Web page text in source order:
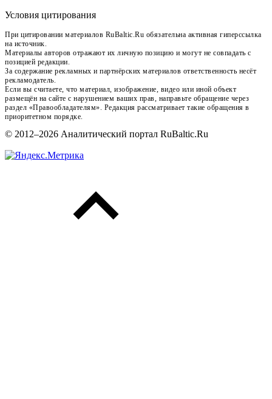
Условия цитирования
При цитировании материалов RuBaltic.Ru обязательна активная гиперссылка
на источник.
Материалы авторов отражают их личную позицию и могут не совпадать с
позицией редакции.
За содержание рекламных и партнёрских материалов ответственность несёт
рекламодатель.
Если вы считаете, что материал, изображение, видео или иной объект
размещён на сайте с нарушением ваших прав, направьте обращение через
раздел «Правообладателям». Редакция рассматривает такие обращения в
приоритетном порядке.
© 2012–2026 Аналитический портал RuBaltic.Ru